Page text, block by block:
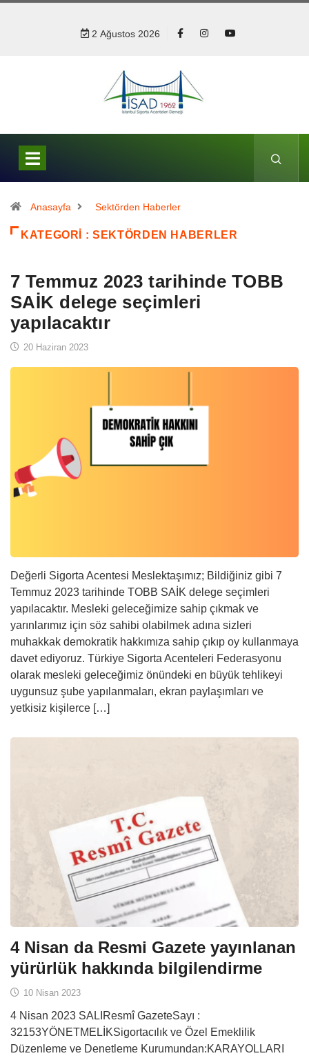
2 Ağustos 2026
Anasayfa Sektörden Haberler
KATEGORI : SEKTÖRDEN HABERLER
7 Temmuz 2023 tarihinde TOBB
SAİK delege seçimleri
yapılacaktır
20 Haziran 2023
Değerli Sigorta Acentesi Meslektaşımız; Bildiğiniz gibi 7
Temmuz 2023 tarihinde TOBB SAİK delege seçimleri
yapılacaktır. Mesleki geleceğimize sahip çıkmak ve
yarınlarımız için söz sahibi olabilmek adına sizleri
muhakkak demokratik hakkımıza sahip çıkıp oy kullanmaya
davet ediyoruz. Türkiye Sigorta Acenteleri Federasyonu
olarak mesleki geleceğimiz önündeki en büyük tehlikeyi
uygunsuz şube yapılanmaları, ekran paylaşımları ve
yetkisiz kişilerce […]
4 Nisan da Resmi Gazete yayınlanan
yürürlük hakkında bilgilendirme
10 Nisan 2023
4 Nisan 2023 SALIResmî GazeteSayı :
32153YÖNETMELİKSigortacılık ve Özel Emeklilik
Düzenleme ve Denetleme Kurumundan:KARAYOLLARI